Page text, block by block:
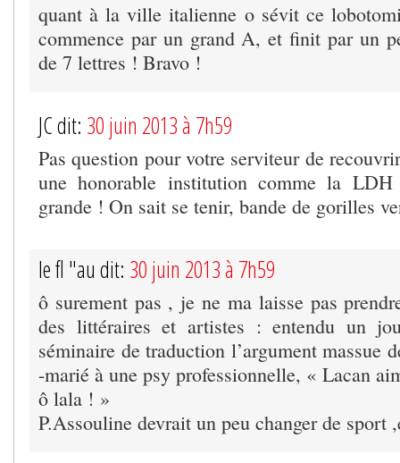
quant à la ville italienne o sévit ce
commence par un grand A, et finit par un
de 7 lettres ! Bravo !
JC dit: 30 juin 2013 à 7h59
Pas question pour votre serviteur de
une honorable institution comme la
grande ! On sait se tenir, bande de gorilles
le fl "au dit: 30 juin 2013 à 7h59
ô surement pas , je ne ma laisse pas
des littéraires et artistes : entendu un
séminaire de traduction l’argument massue
-marié à une psy professionnelle, « Lacan
ô lala ! »
P.Assouline devrait un peu changer de sport